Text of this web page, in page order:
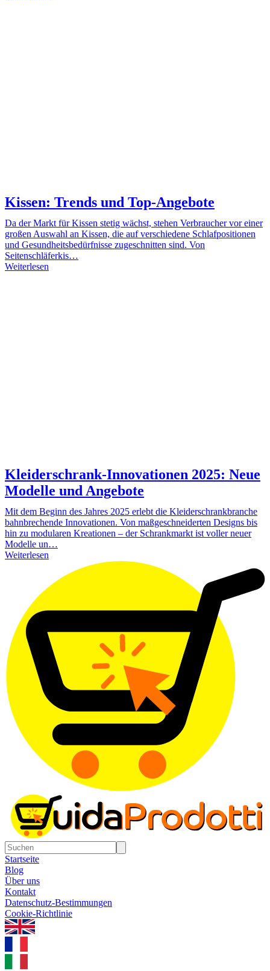
Kissen: Trends und Top-Angebote
Da der Markt für Kissen stetig wächst, stehen Verbraucher vor einer
großen Auswahl an Kissen, die auf verschiedene Schlafpositionen
und Gesundheitsbedürfnisse zugeschnitten sind. Von
Seitenschläferkis…
Weiterlesen
Kleiderschrank-Innovationen 2025: Neue
Modelle und Angebote
Mit dem Beginn des Jahres 2025 erlebt die Kleiderschrankbranche
bahnbrechende Innovationen. Von maßgeschneiderten Designs bis
hin zu modularen Kreationen – der Schrankmarkt ist voller neuer
Modelle un…
Weiterlesen
Startseite
Blog
Über uns
Kontakt
Datenschutz-Bestimmungen
Cookie-Richtlinie